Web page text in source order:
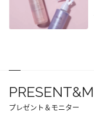
プレゼント＆モニター